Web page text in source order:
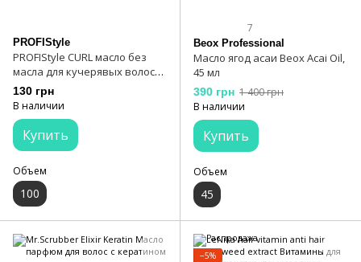
PROFIStyle
PROFIStyle CURL масло без
масла для кучерявых волос
100 мл
130 грн
В наличии
Купить
Объем
100
7
Beox Professional
Масло ягод асаи Beox Acai Oil,
45 мл
390 грн 1 400 грн
В наличии
Купить
Объем
45
−5%